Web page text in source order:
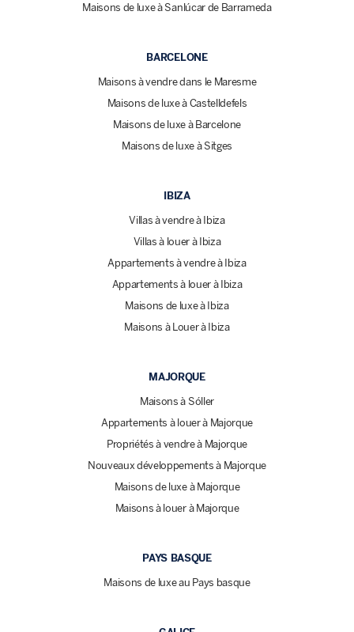
Maisons de luxe à Sanlúcar de Barrameda
BARCELONE
Maisons à vendre dans le Maresme
Maisons de luxe à Castelldefels
Maisons de luxe à Barcelone
Maisons de luxe à Sitges
IBIZA
Villas à vendre à Ibiza
Villas à louer à Ibiza
Appartements à vendre à Ibiza
Appartements à louer à Ibiza
Maisons de luxe à Ibiza
Maisons à Louer à Ibiza
MAJORQUE
Maisons à Sóller
Appartements à louer à Majorque
Propriétés à vendre à Majorque
Nouveaux développements à Majorque
Maisons de luxe à Majorque
Maisons à louer à Majorque
PAYS BASQUE
Maisons de luxe au Pays basque